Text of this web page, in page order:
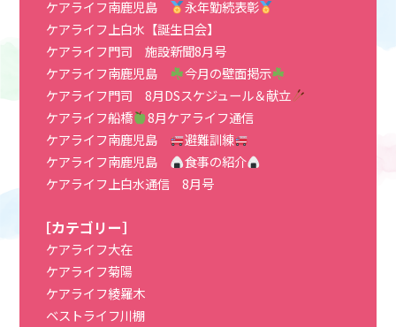
ケアライフ南鹿児島
永年勤続表彰
ケアライフ上白水【誕生日会】
ケアライフ門司 施設新聞8月号
ケアライフ南鹿児島
今月の壁面掲示
ケアライフ門司 8月DSスケジュール＆献立
ケアライフ船橋
8月ケアライフ通信
ケアライフ南鹿児島
避難訓練
ケアライフ南鹿児島
食事の紹介
ケアライフ上白水通信 8月号
［カテゴリー］
ケアライフ大在
ケアライフ菊陽
ケアライフ綾羅木
ベストライフ川棚